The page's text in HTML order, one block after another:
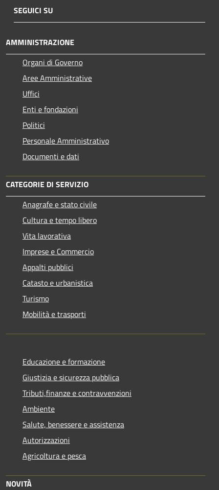
SEGUICI SU
AMMINISTRAZIONE
Organi di Governo
Aree Amministrative
Uffici
Enti e fondazioni
Politici
Personale Amministrativo
Documenti e dati
CATEGORIE DI SERVIZIO
Anagrafe e stato civile
Cultura e tempo libero
Vita lavorativa
Imprese e Commercio
Appalti pubblici
Catasto e urbanistica
Turismo
Mobilità e trasporti
Educazione e formazione
Giustizia e sicurezza pubblica
Tributi,finanze e contravvenzioni
Ambiente
Salute, benessere e assistenza
Autorizzazioni
Agricoltura e pesca
NOVITÀ